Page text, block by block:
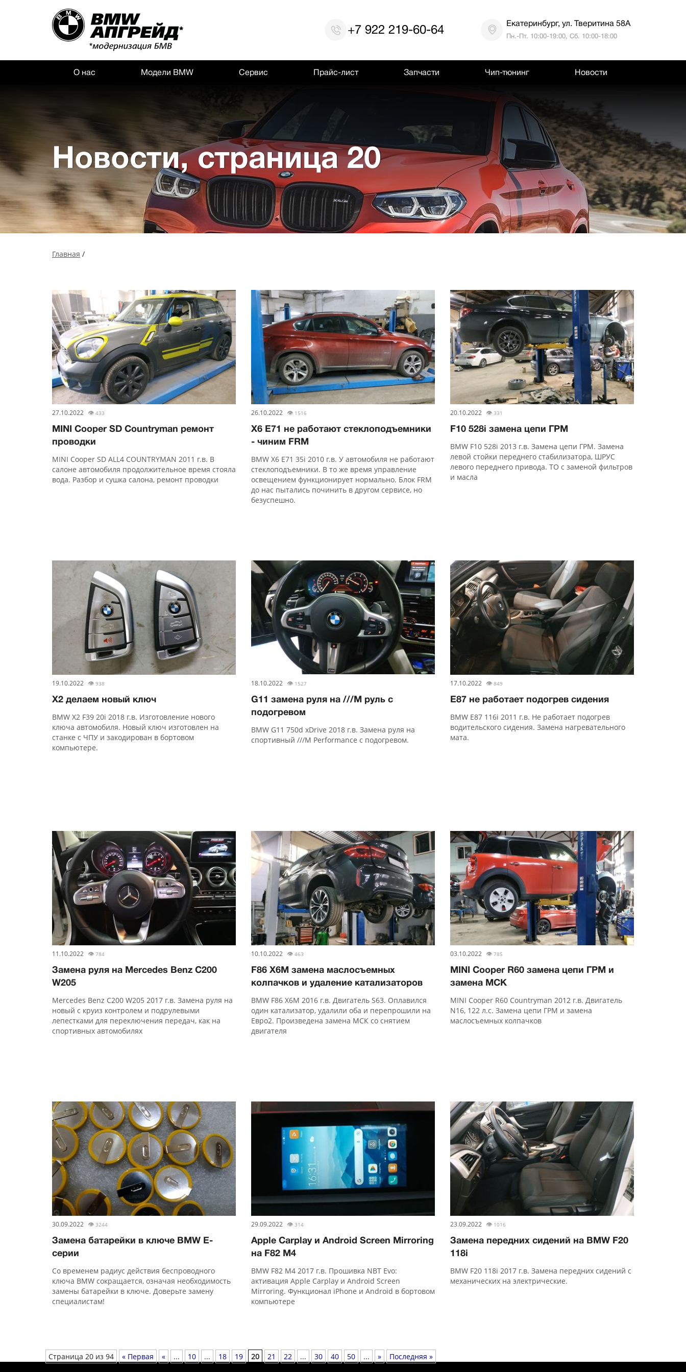
+7 922 219-60-64 Екатеринбург, ул. Тверитина 58А
Пн.-Пт. 10:00-19:00, Сб. 10:00-18:00
О нас Модели BMW Сервис Прайс-лист Запчасти Чип-тюнинг Новости
Новости, страница 20
Главная /
27.10.2022 👁 433
MINI Cooper SD Countryman ремонт
проводки
MINI Cooper SD АLL4 СОUNТRYMAN 2011 г.в. В
салоне автомобиля продолжительное время стояла
вода. Разбор и сушка салона, ремонт проводки
26.10.2022 👁 1516
X6 E71 не работают стеклоподъемники
- чиним FRM
BMW X6 E71 35i 2010 г.в. У автомобиля не работают
стеклоподъемники. В то же время управление
освещением функционирует нормально. Блок FRM
до нас пытались починить в другом сервисе, но
безуспешно.
20.10.2022 👁 331
F10 528i замена цепи ГРМ
BMW F10 528i 2013 г.в. Замена цепи ГРМ. Замена
левой стойки переднего стабилизатора, ШРУС
левого переднего привода. ТО с заменой фильтров
и масла
19.10.2022 👁 938
X2 делаем новый ключ
BMW X2 F39 20i 2018 г.в. Изготовление нового
ключа автомобиля. Новый ключ изготовлен на
станке с ЧПУ и закодирован в бортовом
компьютере.
18.10.2022 👁 1527
G11 замена руля на ///M руль с
подогревом
BMW G11 750d xDrive 2018 г.в. Замена руля на
спортивный ///M Performance с подогревом.
17.10.2022 👁 849
E87 не работает подогрев сидения
BMW E87 116i 2011 г.в. Не работает подогрев
водительского сидения. Замена нагревательного
мата.
11.10.2022 👁 784
Замена руля на Mercedes Benz С200
W205
Mercedes Benz С200 W205 2017 г.в. Замена руля на
новый с круиз контролем и подрулевыми
лепестками для переключения передач, как на
спортивных автомобилях
10.10.2022 👁 463
F86 X6M замена маслосъемных
колпачков и удаление катализаторов
BMW F86 X6M 2016 г.в. Двигатель S63. Оплавился
один катализатор, удалили оба и перепрошили на
Евро2. Произведена замена МСК со снятием
двигателя
03.10.2022 👁 785
MINI Cooper R60 замена цепи ГРМ и
замена МСК
MINI Cooper R60 Countryman 2012 г.в. Двигатель
N16, 122 л.с. Замена цепи ГРМ и замена
маслосъемных колпачков
30.09.2022 👁 3244
Замена батарейки в ключе BMW E-
серии
Со временем радиус действия беспроводного
ключа BMW сокращается, означая необходимость
замены батарейки в ключе. Доверьте замену
специалистам!
29.09.2022 👁 314
Apple Carplay и Android Screen Mirroring
на F82 M4
BMW F82 M4 2017 г.в. Прошивка NBT Evo:
активация Apple Carplay и Android Screen
Mirroring. Функционал iPhone и Android в бортовом
компьютере
23.09.2022 👁 1016
Замена передних сидений на BMW F20
118i
BMW F20 118i 2017 г.в. Замена передних сидений с
механических на электрические.
Страница 20 из 94 « Первая « ... 10 ... 18 19 20 21 22 ... 30 40 50 ... » Последняя »